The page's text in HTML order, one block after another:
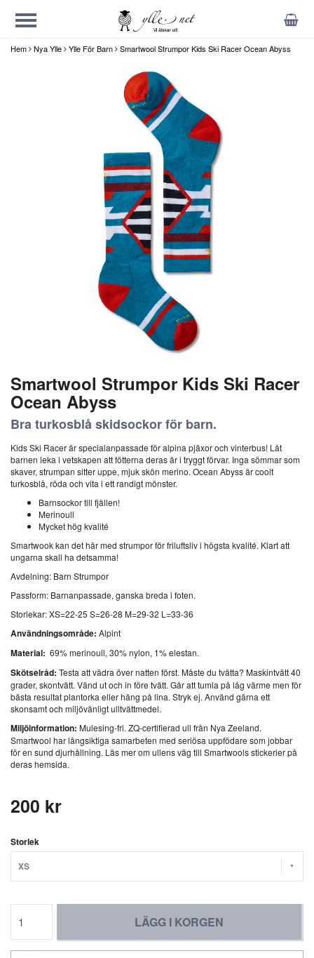
Hem Nya Ylle Ylle För Barn Smartwool Strumpor Kids Ski Racer Ocean Abyss
Smartwool Strumpor Kids Ski Racer
Ocean Abyss
Bra turkosblå skidsockor för barn.
Kids Ski Racer är specialanpassade för alpina pjäxor och vinterbus! Låt
barnen leka i vetskapen att fötterna deras är i tryggt förvar. Inga sömmar som
skaver, strumpan sitter uppe, mjuk skön merino. Ocean Abyss är coolt
turkosblå, röda och vita i ett randigt mönster.
Barnsockor till fjällen!
Merinoull
Mycket hög kvalité
Smartwook kan det här med strumpor för friluftsliv i högsta kvalité. Klart att
ungarna skall ha detsamma!
Avdelning: Barn Strumpor
Passform: Barnanpassade, ganska breda i foten.
Storlekar: XS=22-25 S=26-28 M=29-32 L=33-36
Användningsområde: Alpint
Material: 69% merinoull, 30% nylon, 1% elestan.
Skötselråd: Testa att vädra över natten först. Måste du tvätta? Maskintvätt 40
grader, skontvätt. Vänd ut och in före tvätt. Går att tumla på låg värme men för
bästa resultat plantorka eller häng på lina. Stryk ej. Använd gärna ett
skonsamt och miljövänligt ulltvättmedel.
Miljöinformation: Mulesing-fri. ZQ-certifierad ull från Nya Zeeland.
Smartwool har långsiktiga samarbeten med seriösa uppfödare som jobbar
för en sund djurhållning. Läs mer om ullens väg till Smartwools stickerier på
deras hemsida.
200 kr
Storlek
XS
LÄGG I KORGEN